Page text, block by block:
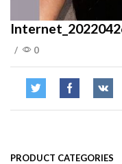
/ 0
PRODUCT CATEGORIES